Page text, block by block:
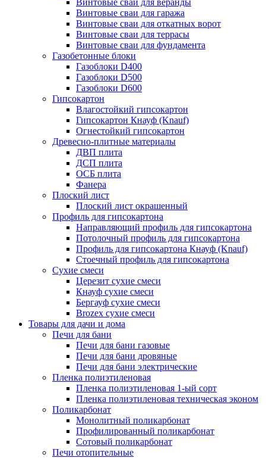
Винтовые сваи для веранды
Винтовые сваи для гаража
Винтовые сваи для откатных ворот
Винтовые сваи для террасы
Винтовые сваи для фундамента
Газобетонные блоки
Газоблоки D400
Газоблоки D500
Газоблоки D600
Гипсокартон
Влагостойкий гипсокартон
Гипсокартон Кнауф (Knauf)
Огнестойкий гипсокартон
Древесно-плитные материалы
ДВП плита
ДСП плита
ОСБ плита
Фанера
Плоский лист
Плоский лист окрашенный
Профиль для гипсокартона
Направляющий профиль для гипсокартона
Потолочный профиль для гипсокартона
Профиль для гипсокартона Кнауф (Knauf)
Стоечный профиль для гипсокартона
Сухие смеси
Церезит сухие смеси
Кнауф сухие смеси
Бергауф сухие смеси
Brozex сухие смеси
Товары для дачи и дома
Печи для бани
Печи для бани газовые
Печи для бани дровяные
Печи для бани электрические
Пленка полиэтиленовая
Пленка полиэтиленовая 1-ый сорт
Пленка полиэтиленовая техническая эконом
Поликарбонат
Монолитный поликарбонат
Профилированный поликарбонат
Сотовый поликарбонат
Печи отопительные